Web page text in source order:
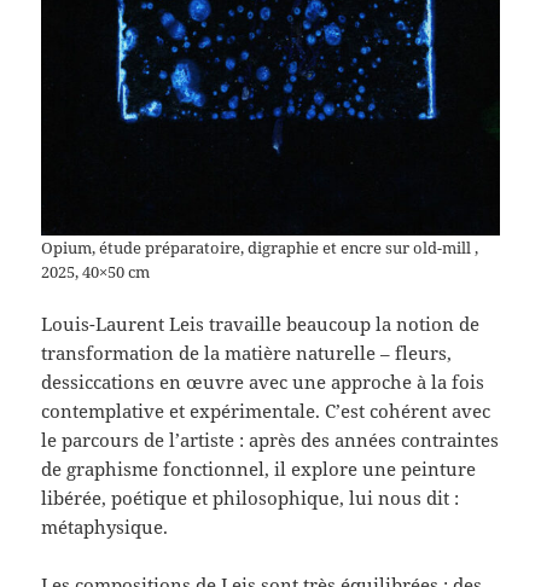
Opium, étude préparatoire, digraphie et encre sur old-mill ,
2025, 40×50 cm
Louis-Laurent Leis travaille beaucoup la notion de
transformation de la matière naturelle – fleurs,
dessiccations en œuvre avec une approche à la fois
contemplative et expérimentale. C’est cohérent avec
le parcours de l’artiste : après des années contraintes
de graphisme fonctionnel, il explore une peinture
libérée, poétique et philosophique, lui nous dit :
métaphysique.